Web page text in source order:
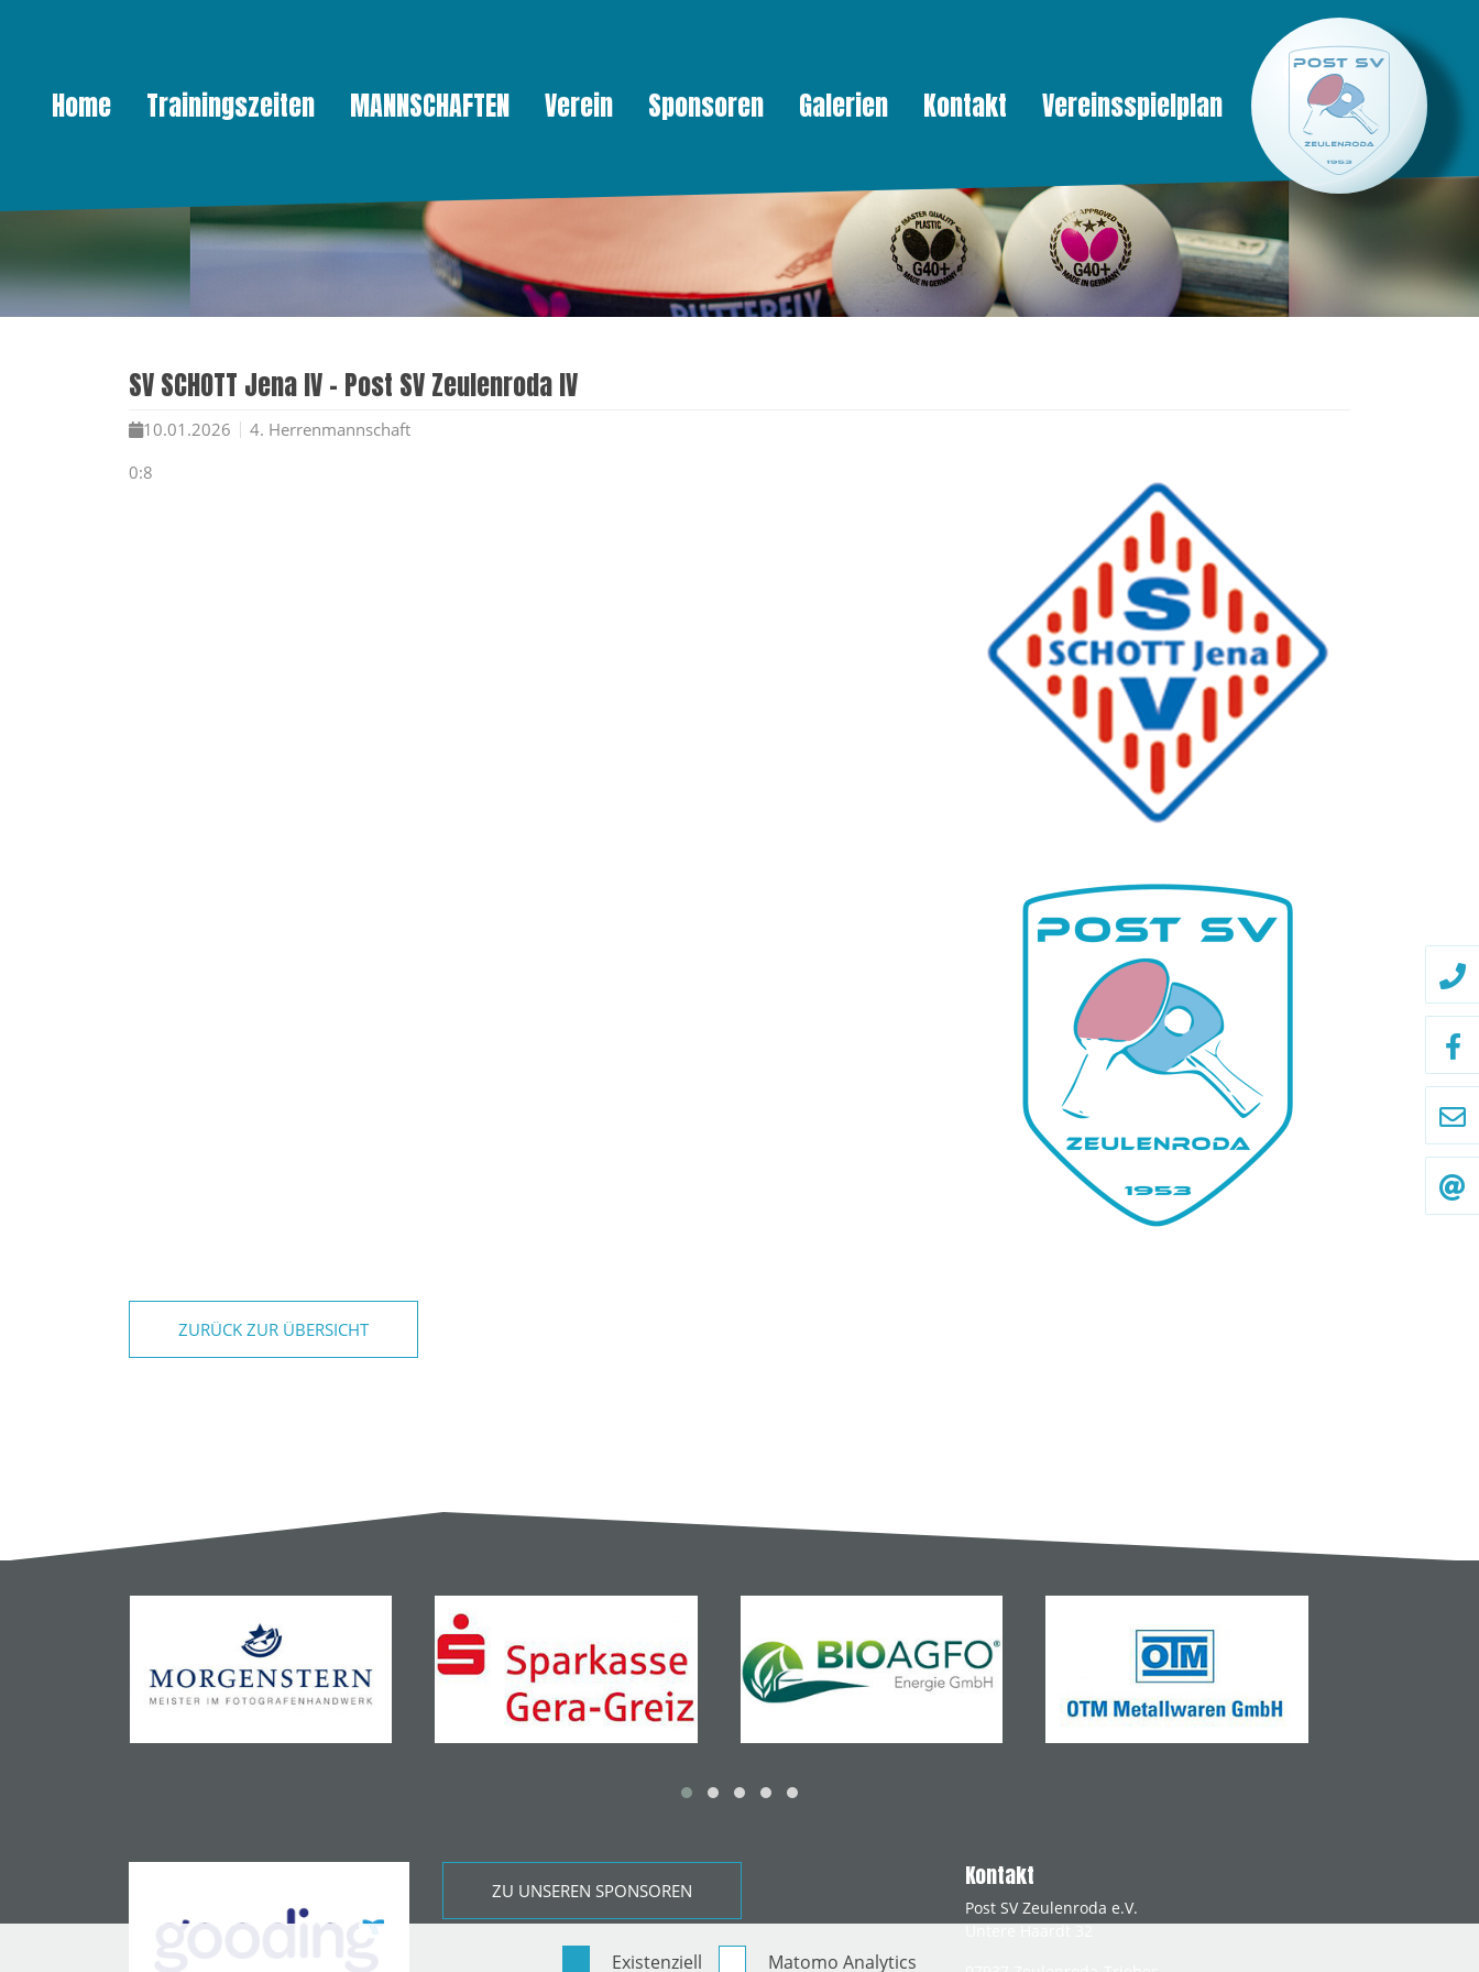
Home Trainingszeiten MANNSCHAFTEN Verein Sponsoren Galerien Kontakt Vereinsspielplan
SV SCHOTT Jena IV - Post SV Zeulenroda IV
10.01.2026
4. Herrenmannschaft
0:8
ZURÜCK ZUR ÜBERSICHT
ZU UNSEREN SPONSOREN Kontakt
Post SV Zeulenroda e.V.
Untere Haardt 32
Existenziell Matomo Analytics